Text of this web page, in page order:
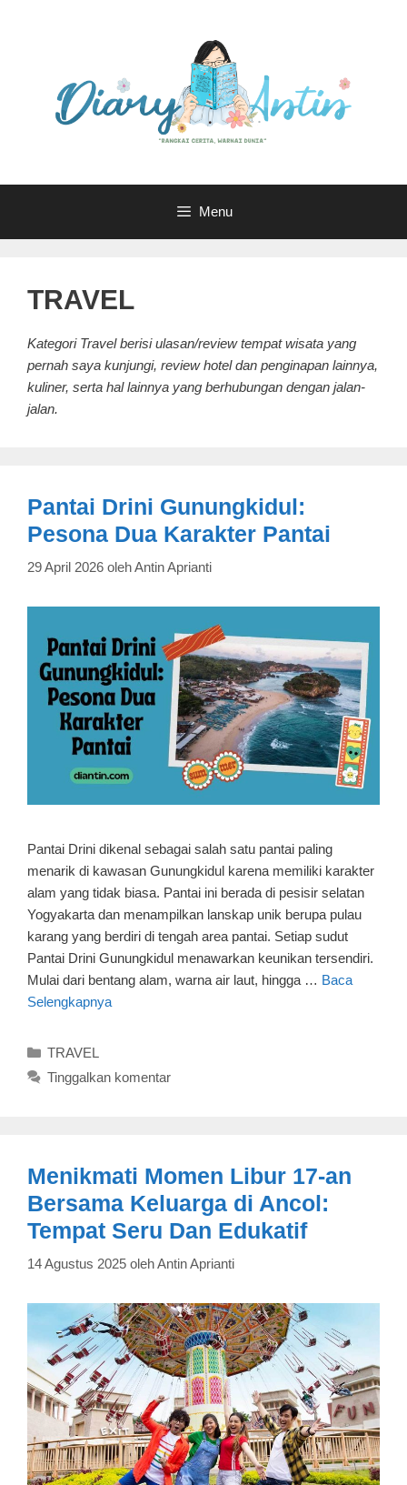
Menu
TRAVEL
Kategori Travel berisi ulasan/review tempat wisata yang
pernah saya kunjungi, review hotel dan penginapan lainnya,
kuliner, serta hal lainnya yang berhubungan dengan jalan-
jalan.
Pantai Drini Gunungkidul:
Pesona Dua Karakter Pantai
29 April 2026 olehAntin Aprianti
Pantai Drini dikenal sebagai salah satu pantai paling
menarik di kawasan Gunungkidul karena memiliki karakter
alam yang tidak biasa. Pantai ini berada di pesisir selatan
Yogyakarta dan menampilkan lanskap unik berupa pulau
karang yang berdiri di tengah area pantai. Setiap sudut
Pantai Drini Gunungkidul menawarkan keunikan tersendiri.
Mulai dari bentang alam, warna air laut, hingga … Baca
Selengkapnya
Kategori
TRAVEL
Tinggalkan komentar
Menikmati Momen Libur 17-an
Bersama Keluarga di Ancol:
Tempat Seru Dan Edukatif
14 Agustus 2025 olehAntin Aprianti